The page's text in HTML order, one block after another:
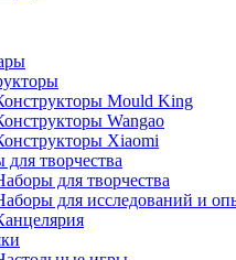
Mould King
Wangao
Xiaomi
для творчества
для творчества
для исследований и